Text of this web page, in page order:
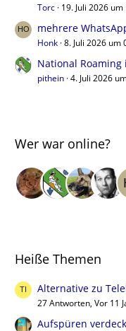
Torc 19. Juli 2026 um
mehrere
Honk 8. Juli 2026 um
National Roaming
pithein 4. Juli 2026
Wer war online?
Heiße Themen
Alternative zu
27 Antworten, Vor 11
Aufspüren